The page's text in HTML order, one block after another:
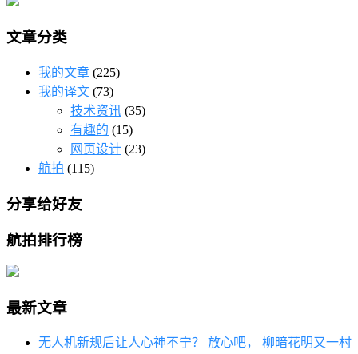
文章分类
我的文章 (225)
我的译文 (73)
技术资讯 (35)
有趣的 (15)
网页设计 (23)
航拍 (115)
分享给好友
航拍排行榜
最新文章
无人机新规后让人心神不宁？ 放心吧， 柳暗花明又一村